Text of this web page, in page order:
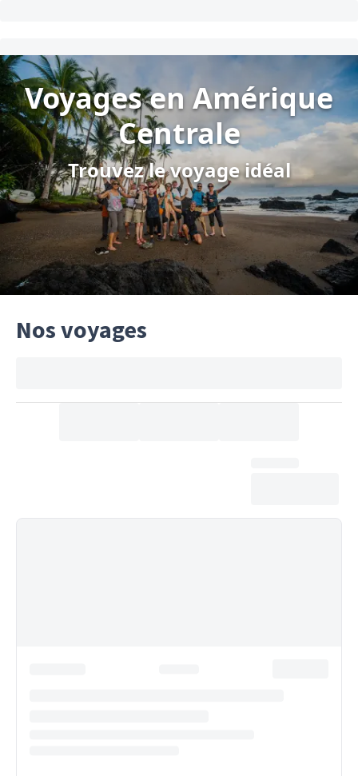
Voyages en Amérique
Centrale
Trouvez le voyage idéal
Nos voyages